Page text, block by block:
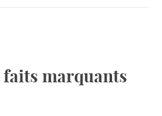
faits marquants